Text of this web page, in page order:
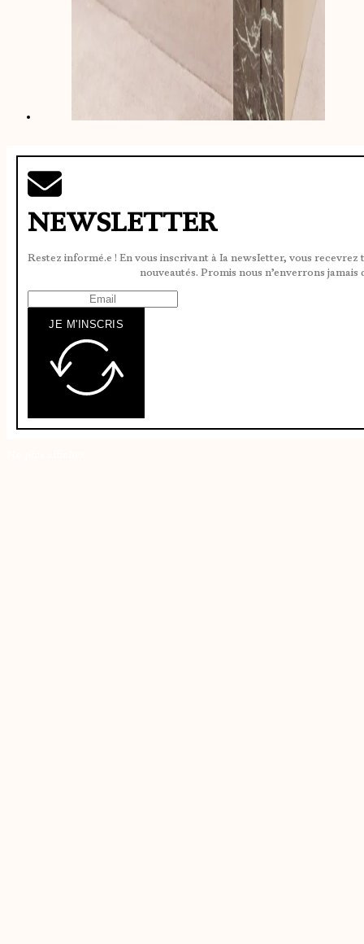
NEWSLETTER
Restez informé.e ! En vous inscrivant à la newsletter, vous
nouveautés. Promis nous n’enverrons jamais
JE M'INSCRIS